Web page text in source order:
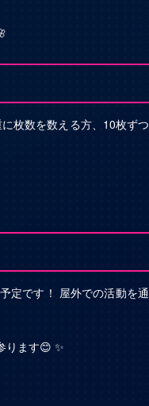
枚数を数える方、10枚ず
定です！ 屋外での活動を
ります😊 ✨